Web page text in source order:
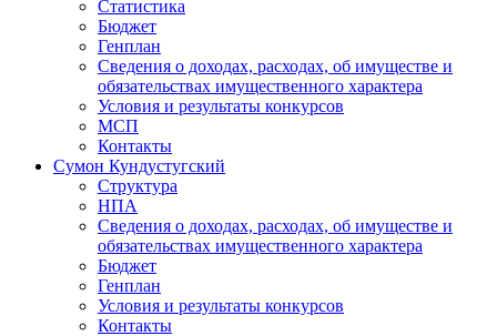
Статистика
Бюджет
Генплан
Сведения о доходах, расходах, об имуществе и
обязательствах имущественного характера
Условия и результаты конкурсов
МСП
Контакты
Сумон Кундустугский
Структура
НПА
Сведения о доходах, расходах, об имуществе и
обязательствах имущественного характера
Бюджет
Генплан
Условия и результаты конкурсов
Контакты